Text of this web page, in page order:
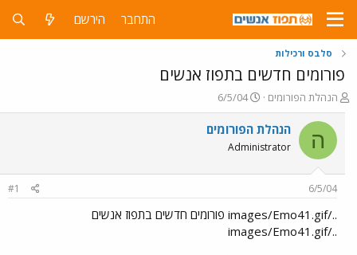
התחבר הירשם
סלבס ורכילות
פורומים חדשים בתפוז אנשים
פ
ו
ת
ח
ה
ש
הנהלת הפורומים
פ
ו
ר
ם
ר
י
ך
6/5/04
ה הנהלת הפורומים
Administrator
6/5/04
#1
../images/Emo41.gif פורומים חדשים בתפוז אנשים
../images/Emo41.gif